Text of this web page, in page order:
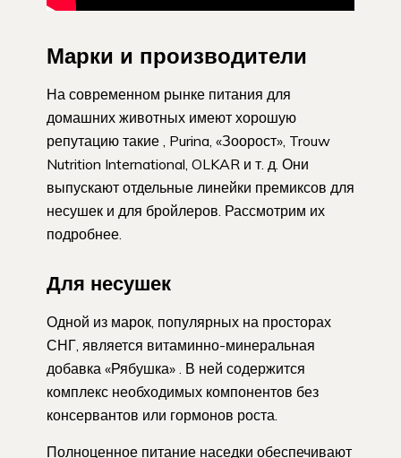
Марки и производители
На современном рынке питания для
домашних животных имеют хорошую
репутацию такие , Purina, «Зоорост», Trouw
Nutrition International, OLKAR и т. д. Они
выпускают отдельные линейки премиксов для
несушек и для бройлеров. Рассмотрим их
подробнее.
Для несушек
Одной из марок, популярных на просторах
СНГ, является витаминно-минеральная
добавка «Рябушка» . В ней содержится
комплекс необходимых компонентов без
консервантов или гормонов роста.
Полноценное питание наседки обеспечивают